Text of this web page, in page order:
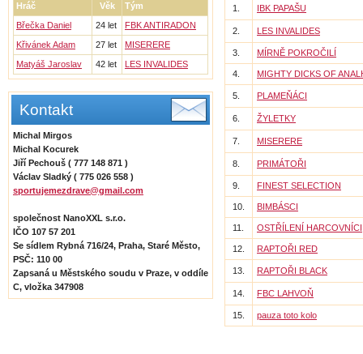
Hráč Věk
Tým
Břečka Daniel
24 let
FBK ANTIRADON
Křivánek Adam
27 let
MISERERE
Matyáš Jaroslav
42 let LES INVALIDES
Kontakt
Michal Mirgos
Michal Kocurek
Jiří Pechouš ( 777 148 871 )
Václav Sladký ( 775 026 558 )
sportujemezdrave@gmail.com
společnost NanoXXL s.r.o.
IČO 107 57 201
Se sídlem Rybná 716/24, Praha, Staré Město,
PSČ: 110 00
Zapsaná u Městského soudu v Praze, v oddíle
C, vložka 347908
1. IBK PAPAŠU
2. LES INVALIDES
3. MÍRNĚ POKROČILÍ
4. MIGHTY DICKS OF
5. PLAMEŇÁCI
6. ŽYLETKY
7. MISERERE
8. PRIMÁTOŘI
9. FINEST SELECTION
10. BIMBÁSCI
11. OSTŘÍLENÍ HARCOVNÍCI
12. RAPTOŘI RED
13. RAPTOŘI BLACK
14. FBC LAHVOŇ
15. pauza toto kolo